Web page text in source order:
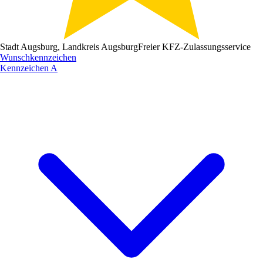
Stadt Augsburg, Landkreis AugsburgFreier KFZ-Zulassungsservice
Wunschkennzeichen
Kennzeichen A